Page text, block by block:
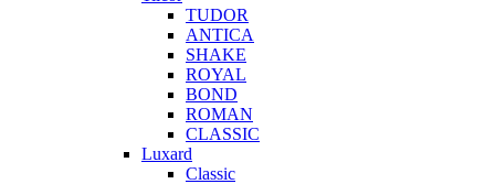
TUDOR
ANTICA
SHAKE
ROYAL
BOND
ROMAN
CLASSIC
Luxard
Classic